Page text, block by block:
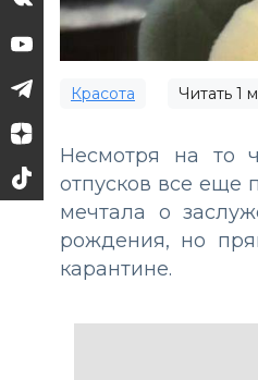
Красота Читать 1
Несмотря на то
отпусков все еще
мечтала о
рождения, но
карантине.